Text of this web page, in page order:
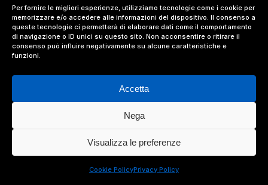
Per fornire le migliori esperienze, utilizziamo tecnologie come i cookie per
memorizzare e/o accedere alle informazioni del dispositivo. Il consenso a
queste tecnologie ci permetterà di elaborare dati come il comportamento
di navigazione o ID unici su questo sito. Non acconsentire o ritirare il
consenso può influire negativamente su alcune caratteristiche e
funzioni.
Accetta
Nega
Visualizza le preferenze
Cookie PolicyPrivacy Policy
© 2024 Value Relations Srl, All Rights Reserved.
instagram